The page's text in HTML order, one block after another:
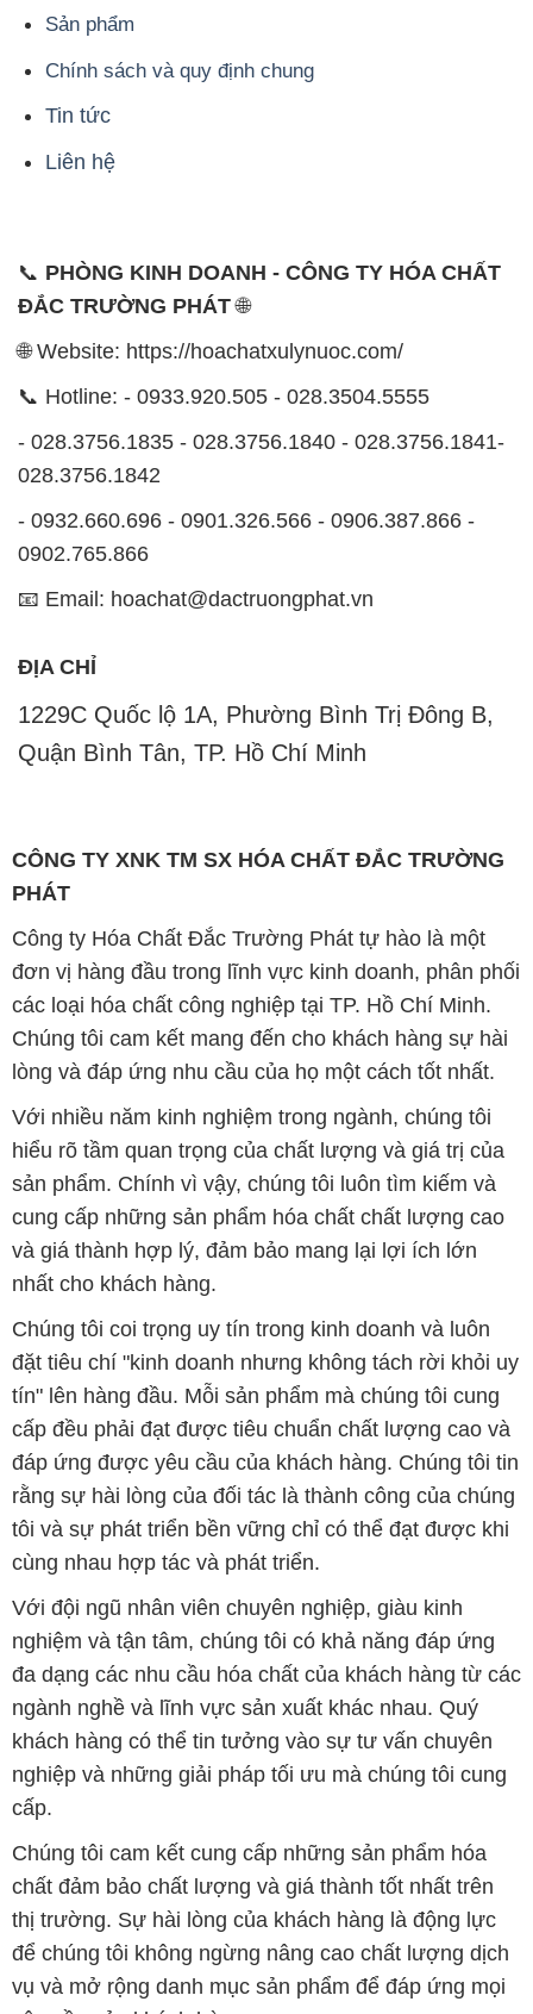
Sản phẩm
Chính sách và quy định chung
Tin tức
Liên hệ
📞 PHÒNG KINH DOANH - CÔNG TY HÓA CHẤT
ĐẮC TRƯỜNG PHÁT🌐
🌐 Website: https://hoachatxulynuoc.com/
📞 Hotline: - 0933.920.505 - 028.3504.5555
- 028.3756.1835 - 028.3756.1840 - 028.3756.1841-
028.3756.1842
- 0932.660.696 - 0901.326.566 - 0906.387.866 -
0902.765.866
📧 Email: hoachat@dactruongphat.vn
ĐỊA CHỈ
1229C Quốc lộ 1A, Phường Bình Trị Đông B,
Quận Bình Tân, TP. Hồ Chí Minh
CÔNG TY XNK TM SX HÓA CHẤT ĐẮC TRƯỜNG
PHÁT
Công ty Hóa Chất Đắc Trường Phát tự hào là một
đơn vị hàng đầu trong lĩnh vực kinh doanh, phân phối
các loại hóa chất công nghiệp tại TP. Hồ Chí Minh.
Chúng tôi cam kết mang đến cho khách hàng sự hài
lòng và đáp ứng nhu cầu của họ một cách tốt nhất.
Với nhiều năm kinh nghiệm trong ngành, chúng tôi
hiểu rõ tầm quan trọng của chất lượng và giá trị của
sản phẩm. Chính vì vậy, chúng tôi luôn tìm kiếm và
cung cấp những sản phẩm hóa chất chất lượng cao
và giá thành hợp lý, đảm bảo mang lại lợi ích lớn
nhất cho khách hàng.
Chúng tôi coi trọng uy tín trong kinh doanh và luôn
đặt tiêu chí "kinh doanh nhưng không tách rời khỏi uy
tín" lên hàng đầu. Mỗi sản phẩm mà chúng tôi cung
cấp đều phải đạt được tiêu chuẩn chất lượng cao và
đáp ứng được yêu cầu của khách hàng. Chúng tôi tin
rằng sự hài lòng của đối tác là thành công của chúng
tôi và sự phát triển bền vững chỉ có thể đạt được khi
cùng nhau hợp tác và phát triển.
Với đội ngũ nhân viên chuyên nghiệp, giàu kinh
nghiệm và tận tâm, chúng tôi có khả năng đáp ứng
đa dạng các nhu cầu hóa chất của khách hàng từ các
ngành nghề và lĩnh vực sản xuất khác nhau. Quý
khách hàng có thể tin tưởng vào sự tư vấn chuyên
nghiệp và những giải pháp tối ưu mà chúng tôi cung
cấp.
Chúng tôi cam kết cung cấp những sản phẩm hóa
chất đảm bảo chất lượng và giá thành tốt nhất trên
thị trường. Sự hài lòng của khách hàng là động lực
để chúng tôi không ngừng nâng cao chất lượng dịch
vụ và mở rộng danh mục sản phẩm để đáp ứng mọi